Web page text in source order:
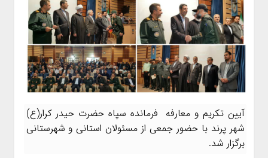
آیین تکریم و معارفه فرمانده سپاه حضرت حیدر کرار(ع)
شهر پرند با حضور جمعی از مسئولان استانی و شهرستانی
برگزار شد.